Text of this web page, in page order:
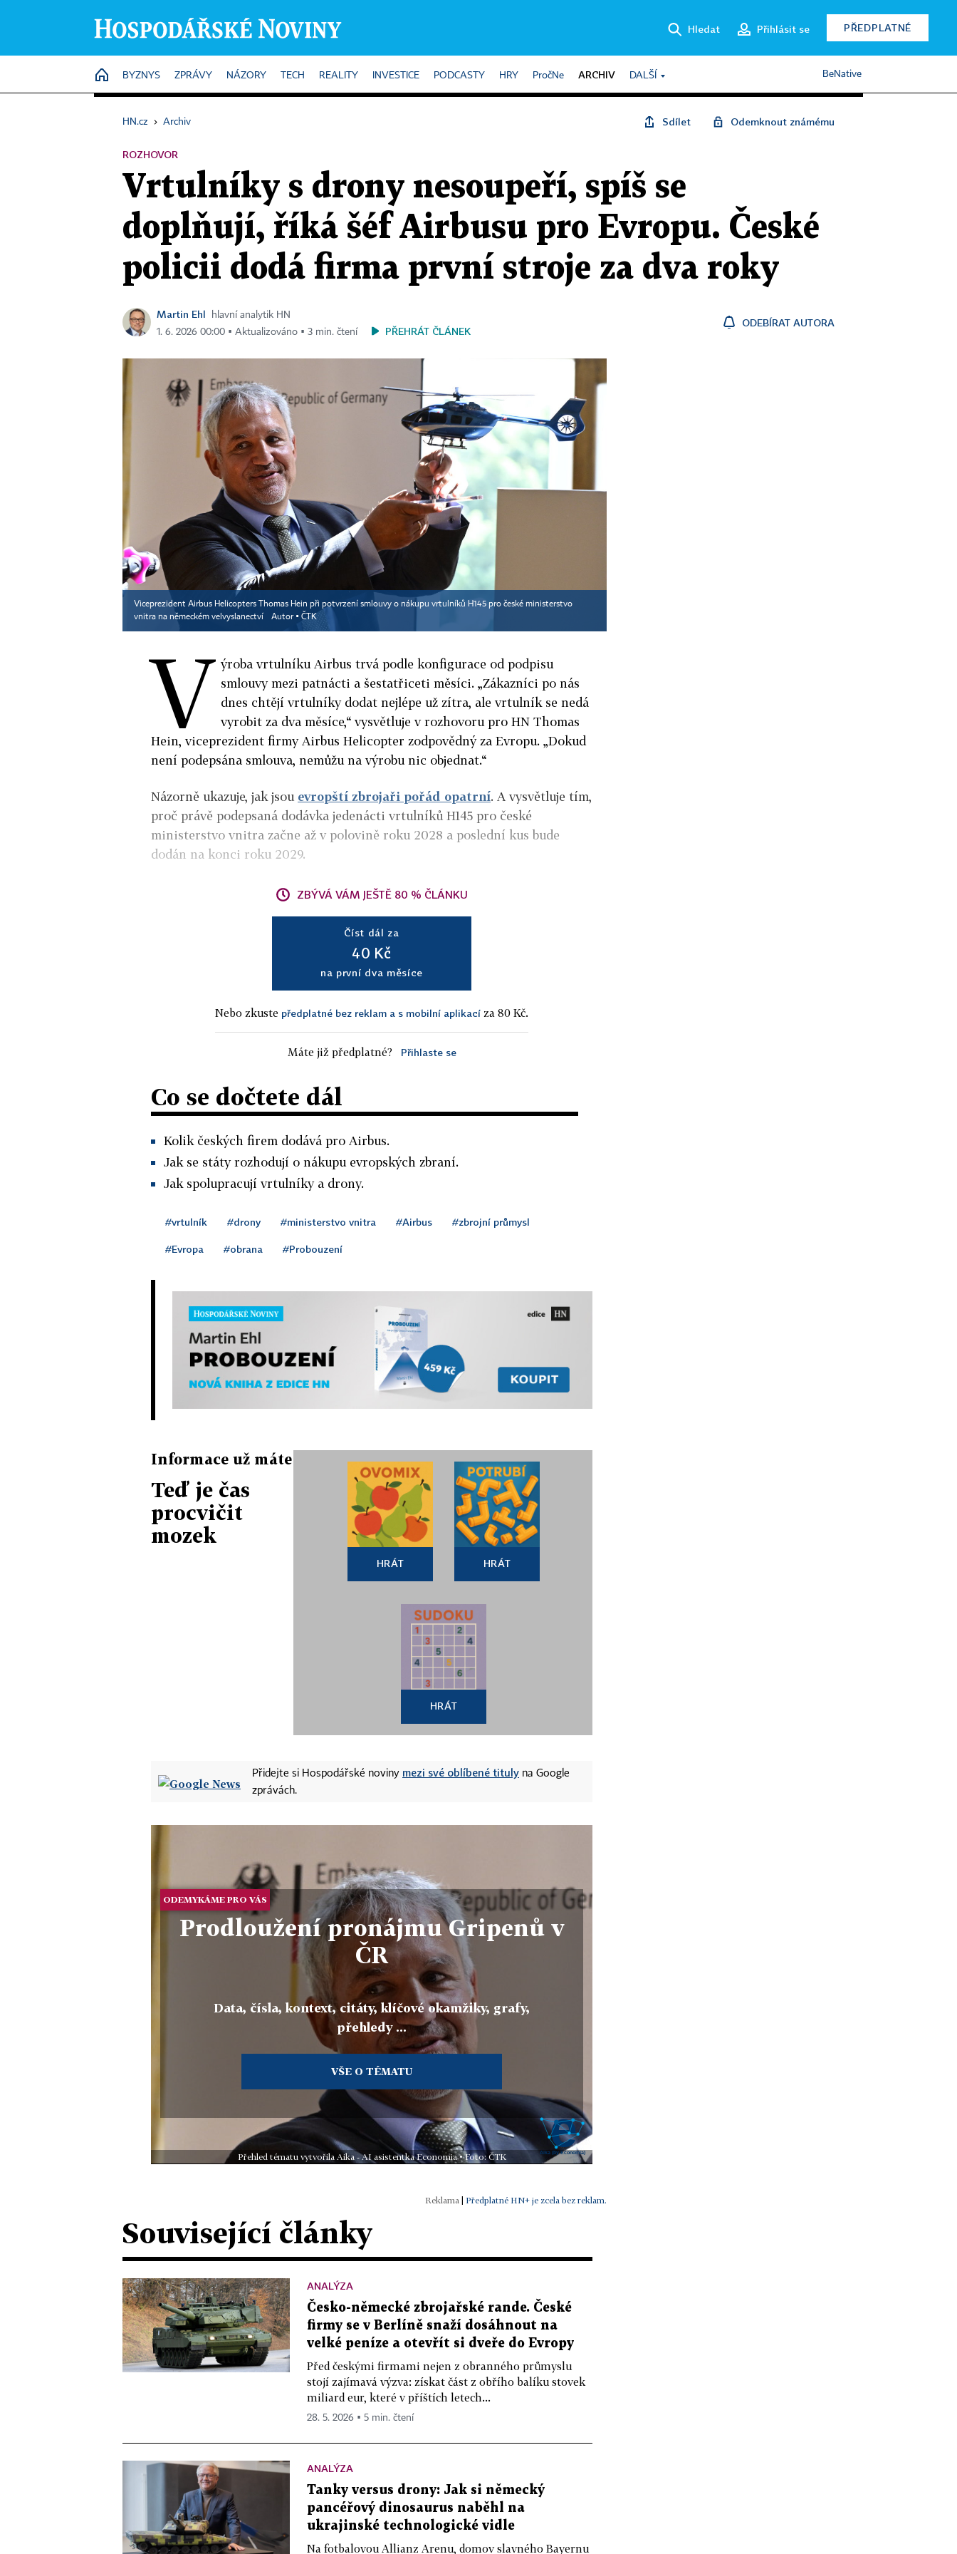
Hledat Přihlásit se PŘEDPLATNÉ
HOME
BYZNYS ZPRÁVY NÁZORY TECH REALITY INVESTICE PODCASTY HRY PročNe ARCHIV DALŠÍ BeNative
HN.cz › Archiv Sdílet Odemknout známému
ROZHOVOR
Vrtulníky s drony nesoupeří, spíš se
doplňují, říká šéf Airbusu pro Evropu. České
policii dodá firma první stroje za dva roky
Martin Ehl
hlavní analytik HN
1. 6. 2026 00:00 ▪ Aktualizováno ▪ 3 min. čtení
PŘEHRÁT ČLÁNEK
ODEBÍRAT AUTORA
Viceprezident Airbus Helicopters Thomas Hein při potvrzení smlouvy o nákupu vrtulníků H145 pro české ministerstvo
vnitra na německém velvyslanectví
Autor ▪ ČTK
V ýroba vrtulníku Airbus trvá podle konfigurace od podpisu
smlouvy mezi patnácti a šestatřiceti měsíci. „Zákazníci po nás
dnes chtějí vrtulníky dodat nejlépe už zítra, ale vrtulník se nedá
vyrobit za dva měsíce,“ vysvětluje v rozhovoru pro HN Thomas
Hein, viceprezident firmy Airbus Helicopter zodpovědný za Evropu. „Dokud
není podepsána smlouva, nemůžu na výrobu nic objednat.“
Názorně ukazuje, jak jsou evropští zbrojaři pořád opatrní. A vysvětluje tím,
proč právě podepsaná dodávka jedenácti vrtulníků H145 pro české
ministerstvo vnitra začne až v polovině roku 2028 a poslední kus bude
dodán na konci roku 2029.
ZBÝVÁ VÁM JEŠTĚ 80 % ČLÁNKU
Číst dál za
40 Kč
na první dva měsíce
Nebo zkuste předplatné bez reklam a s mobilní aplikací za 80 Kč.
Máte již předplatné? Přihlaste se
Co se dočtete dál
Kolik českých firem dodává pro Airbus.
Jak se státy rozhodují o nákupu evropských zbraní.
Jak spolupracují vrtulníky a drony.
#vrtulník #drony #ministerstvo vnitra #Airbus #zbrojní průmysl
#Evropa #obrana #Probouzení
Informace už máte
Teď je čas
procvičit
mozek
HRÁT HRÁT
HRÁT
Přidejte si Hospodářské noviny mezi své oblíbené tituly na Google
zprávách.
ODEMYKÁME PRO VÁS
Prodloužení pronájmu Gripenů v
ČR
Data, čísla, kontext, citáty, klíčové okamžiky, grafy,
přehledy ...
VŠE O TÉMATU
Přehled tématu vytvořila Aika - AI asistentka Economia • Foto: ČTK
Předplatné HN+ je zcela bez reklam.
Související články
ANALÝZA
Česko-německé zbrojařské rande. České
firmy se v Berlíně snaží dosáhnout na
velké peníze a otevřít si dveře do Evropy
Před českými firmami nejen z obranného průmyslu
stojí zajímavá výzva: získat část z obřího balíku stovek
miliard eur, které v příštích letech...
28. 5. 2026 ▪ 5 min. čtení
ANALÝZA
Tanky versus drony: Jak si německý
pancéřový dinosaurus naběhl na
ukrajinské technologické vidle
Na fotbalovou Allianz Arenu, domov slavného Bayernu